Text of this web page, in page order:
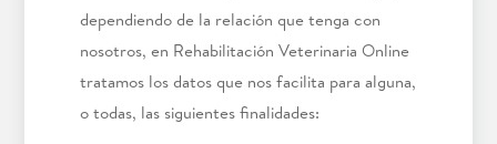
dependiendo de la relación que tenga con
nosotros, en Rehabilitación Veterinaria Online
tratamos los datos que nos facilita para alguna,
o todas, las siguientes finalidades: